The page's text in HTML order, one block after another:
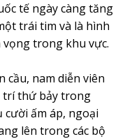
tế ngày càng tăng
trái tim và là hình
vọng trong khu vực.
cầu, nam diễn viên
trí thứ bảy trong
cười ấm áp, ngoại
lên trong các bộ